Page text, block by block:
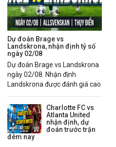
Dự đoán Brage vs
Landskrona, nhận định tỷ số
ngày 02/08
Dự đoán Brage vs Landskrona
ngày 02/08. Nhận định
Landskrona được đánh giá cao
định.
Charlotte FC vs
Atlanta United
nhận định, dự
đoán trước trận
đêm nay